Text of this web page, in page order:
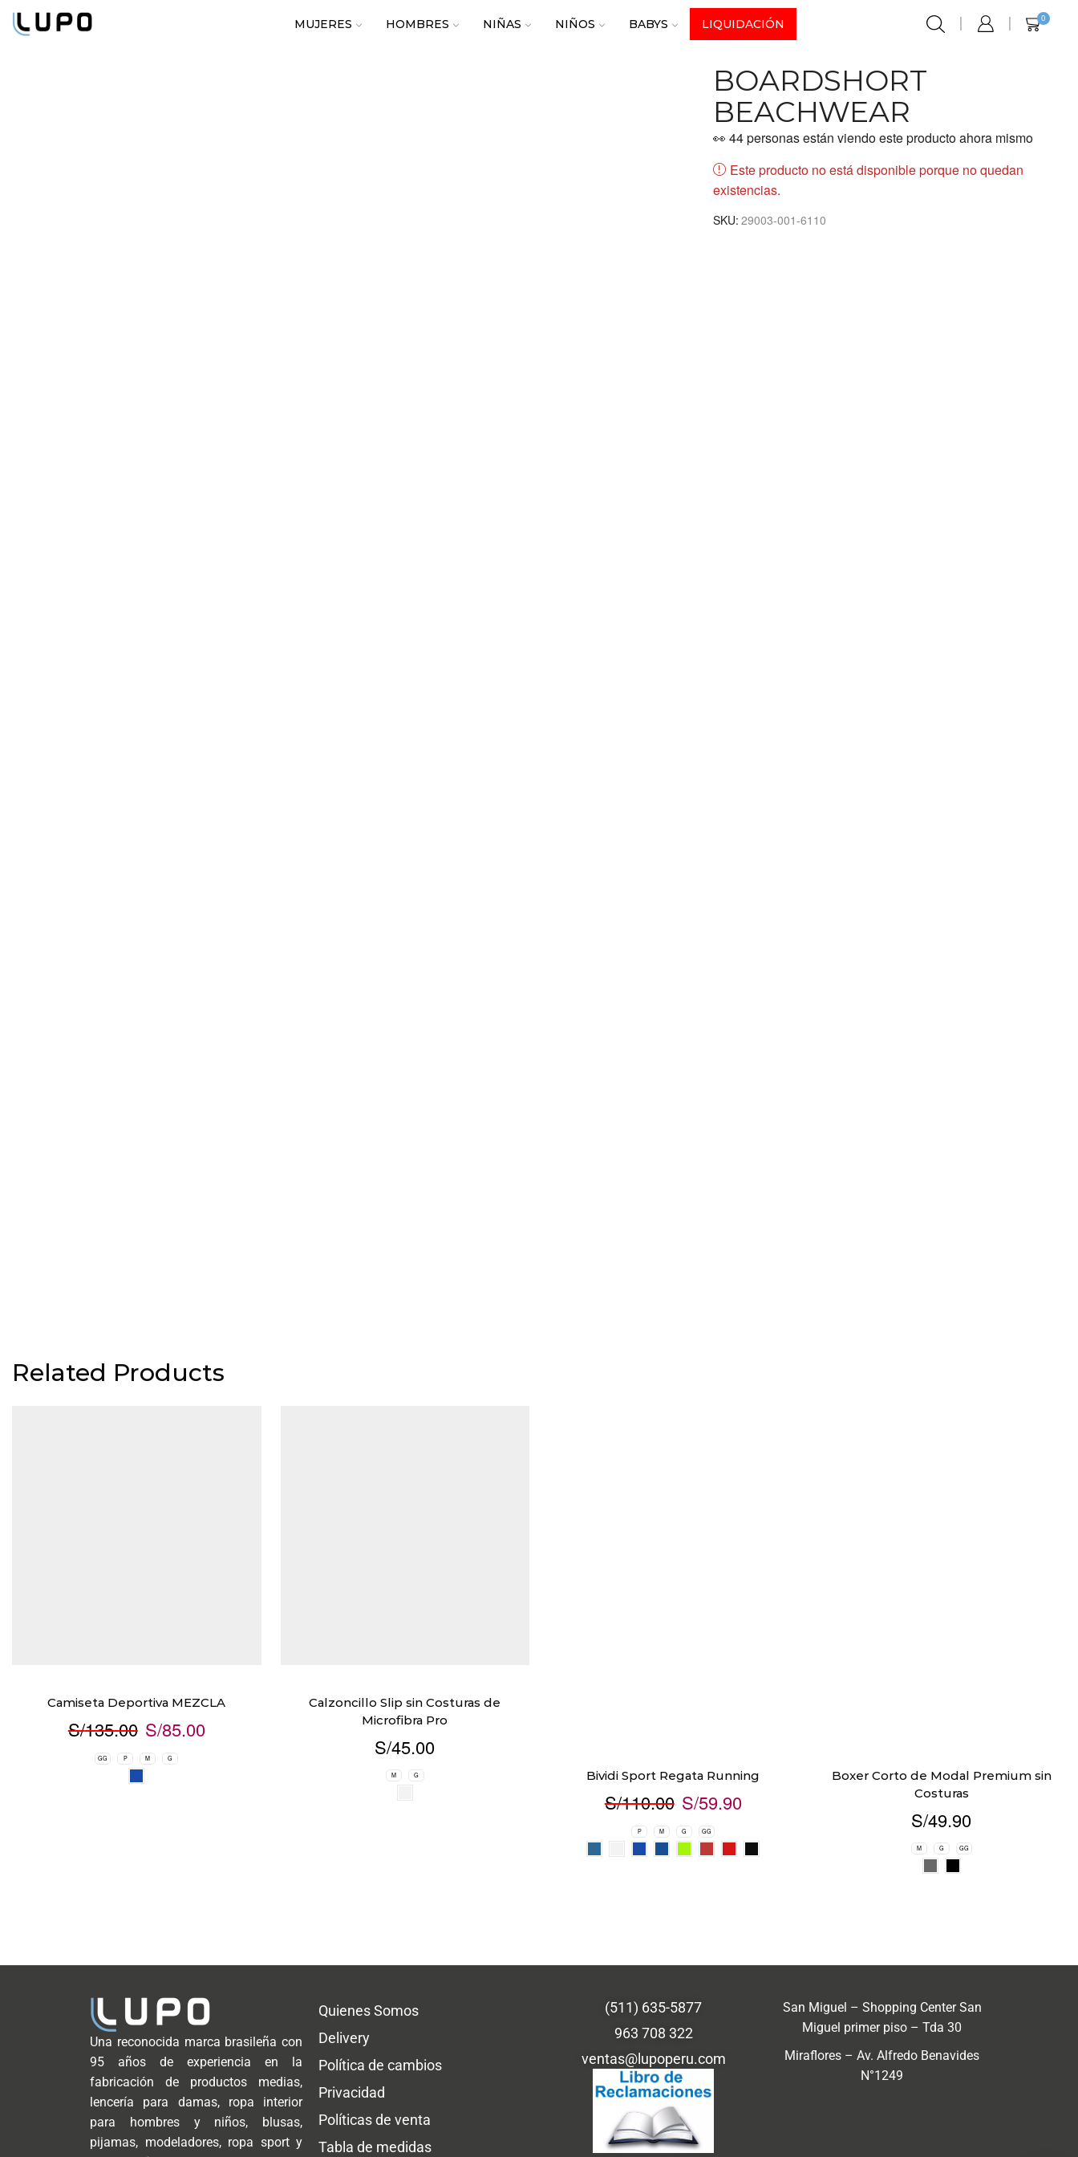
MUJERES HOMBRES NIÑAS NIÑOS BABYS LIQUIDACIÓN 0
BOARDSHORT
BEACHWEAR
👀 44 personas están viendo este producto ahora mismo
Este producto no está disponible porque no quedan
existencias.
SKU: 29003-001-6110
Related Products
Camiseta Deportiva MEZCLA
S/135.00 S/85.00
GG P M G
Calzoncillo Slip sin Costuras de
Microfibra Pro
S/45.00
M G Bividi Sport Regata Running
S/110.00 S/59.90
P M G GG
Boxer Corto de Modal Premium sin
Costuras
S/49.90
M G GG
Una reconocida marca brasileña con
95 años de experiencia en la
fabricación de productos medias,
lencería para damas, ropa interior
para hombres y niños, blusas,
pijamas, modeladores, ropa sport y
Quienes Somos
Delivery
Política de cambios
Privacidad
Políticas de venta
Tabla de medidas
(511) 635-5877
963 708 322
ventas@lupoperu.com
San Miguel – Shopping Center San
Miguel primer piso – Tda 30
Miraflores – Av. Alfredo Benavides
N°1249